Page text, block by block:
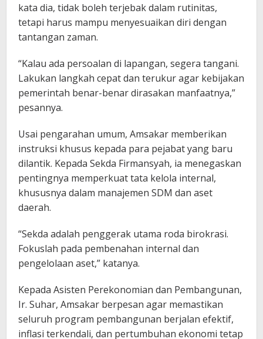
kata dia, tidak boleh terjebak dalam rutinitas,
tetapi harus mampu menyesuaikan diri dengan
tantangan zaman.
“Kalau ada persoalan di lapangan, segera tangani.
Lakukan langkah cepat dan terukur agar kebijakan
pemerintah benar-benar dirasakan manfaatnya,”
pesannya.
Usai pengarahan umum, Amsakar memberikan
instruksi khusus kepada para pejabat yang baru
dilantik. Kepada Sekda Firmansyah, ia menegaskan
pentingnya memperkuat tata kelola internal,
khususnya dalam manajemen SDM dan aset
daerah.
“Sekda adalah penggerak utama roda birokrasi.
Fokuslah pada pembenahan internal dan
pengelolaan aset,” katanya.
Kepada Asisten Perekonomian dan Pembangunan,
Ir. Suhar, Amsakar berpesan agar memastikan
seluruh program pembangunan berjalan efektif,
inflasi terkendali, dan pertumbuhan ekonomi tetap